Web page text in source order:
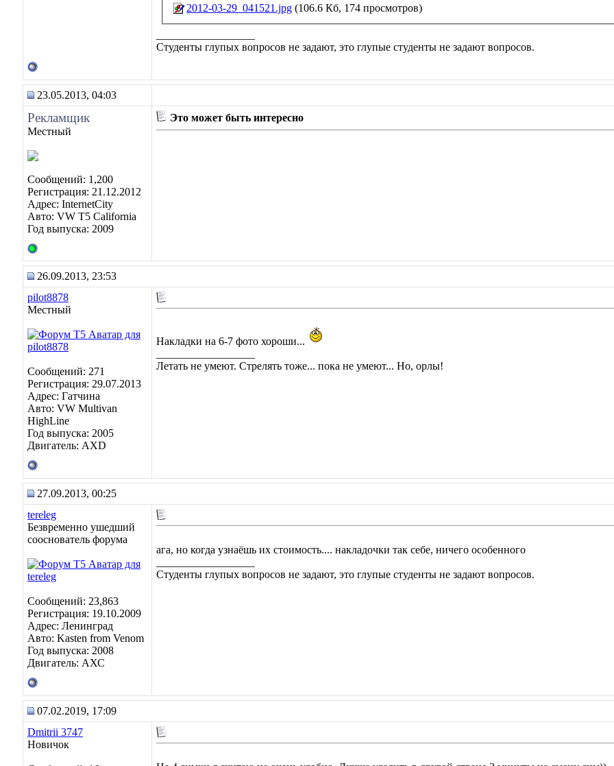
2012-03-29_041521.jpg (106.6 Кб, 174 просмотров)
Студенты глупых вопросов не задают, это глупые студенты не задают вопросов.
23.05.2013, 04:03
Рекламщик
Местный
Сообщений: 1,200
Регистрация: 21.12.2012
Адрес: InternetCity
Авто: VW T5 California
Год выпуска: 2009
Это может быть интересно
26.09.2013, 23:53
pilot8878
Местный
Сообщений: 271
Регистрация: 29.07.2013
Адрес: Гатчина
Авто: VW Multivan
HighLine
Год выпуска: 2005
Двигатель: AXD
Накладки на 6-7 фото хороши...
Летать не умеют. Стрелять тоже... пока не умеют... Но, орлы!
27.09.2013, 00:25
tereleg
Безвременно ушедший
сооснователь форума
Сообщений: 23,863
Регистрация: 19.10.2009
Адрес: Ленинград
Авто: Kasten from Venom
Год выпуска: 2008
Двигатель: АХС
ага, но когда узнаёшь их стоимость.... накладочки так себе, ничего особенного
Студенты глупых вопросов не задают, это глупые студенты не задают вопросов.
07.02.2019, 17:09
Dmitrii 3747
Новичок